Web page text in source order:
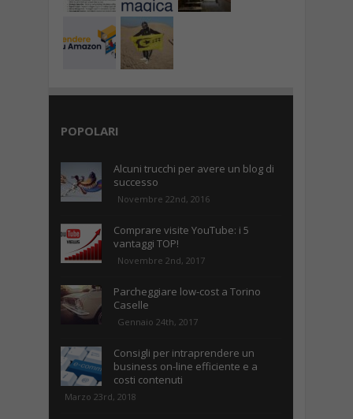
POPOLARI
Alcuni trucchi per avere un blog di
successo
Novembre 22nd, 2016
Comprare visite YouTube: i 5
vantaggi TOP!
Novembre 2nd, 2017
Parcheggiare low-cost a Torino
Caselle
Gennaio 24th, 2017
Consigli per intraprendere un
business on-line efficiente e a
costi contenuti
Marzo 23rd, 2018